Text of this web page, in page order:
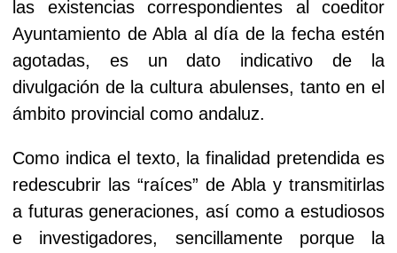
las existencias correspondientes al coeditor
Ayuntamiento de Abla al día de la fecha estén
agotadas, es un dato indicativo de la
divulgación de la cultura abulenses, tanto en el
ámbito provincial como andaluz.
Como indica el texto, la finalidad pretendida es
redescubrir las “raíces” de Abla y transmitirlas
a futuras generaciones, así como a estudiosos
e investigadores, sencillamente porque la